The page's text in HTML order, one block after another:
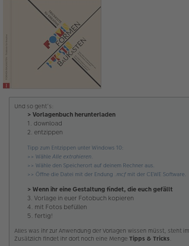
Und so geht’s:
> Vorlagenbuch herunterladen
1. download
2. entzippen
Tipp zum Entzippen unter Windows 10:
>> Wähle Alle extrahieren.
>> Wähle den Speicherort auf deinem Rechner aus.
>> Öffne die Datei mit der Endung .mcfmit der CEWE Software.
> Wenn ihr eine Gestaltung findet, die euch gefällt
3. Vorlage in euer Fotobuch kopieren
4. mit Fotos befüllen
5. fertig!
Alles was ihr zur Anwendung der Vorlagen wissen müsst, steht
Zusätzlich findet ihr dort noch eine Menge Tipps & Tricks.